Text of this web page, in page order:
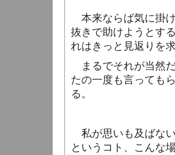
本来ならば気に掛
抜きで助けようとす
れはきっと見返りを
まるでそれが当然
たの一度も言っても
る。
私が思いも及ばな
というコト、こんな